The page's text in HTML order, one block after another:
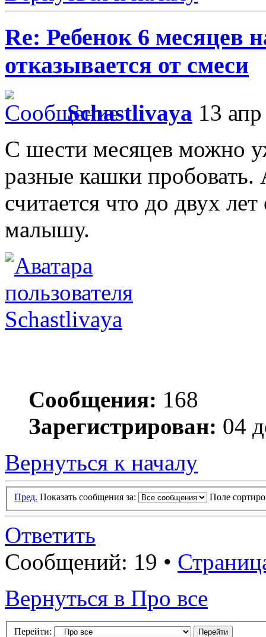
Re: Ребенок 6 месяцев
отказывается от смеси
Schastlivaya 13
С шести месяцев можно
разные кашки
считается что до двух
малышу.
Schastlivaya
Сообщения: 168
Зарегистрирован: 04
Вернуться к началу
Пред. Показать сообщения за: Поле
Ответить
Сообщений: 19 •
Вернуться в Про все
Перейти: